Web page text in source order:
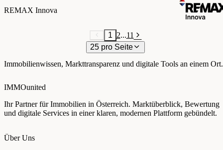
REMAX Innova
1 2...11
25 pro Seite
Immobilienwissen, Markttransparenz und digitale Tools an einem Ort.
IMMOunited
Ihr Partner für Immobilien in Österreich. Marktüberblick, Bewertung
und digitale Services in einer klaren, modernen Plattform gebündelt.
Über Uns